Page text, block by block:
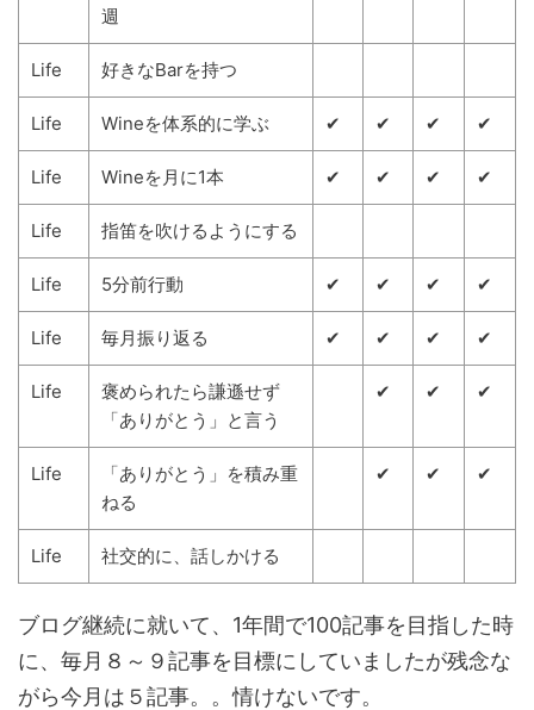
週
Life 好きなBarを持つ
Life Wineを体系的に学ぶ ✔ ✔ ✔ ✔
Life Wineを月に1本 ✔ ✔ ✔ ✔
Life 指笛を吹けるようにする
Life 5分前行動 ✔ ✔ ✔ ✔
Life 毎月振り返る ✔ ✔ ✔ ✔
Life
褒められたら謙遜せず
「ありがとう」と言う
✔ ✔ ✔
Life
「ありがとう」を積み重
ねる
✔ ✔ ✔
Life 社交的に、話しかける
ブログ継続に就いて、1年間で100記事を目指した時
に、毎月８～９記事を目標にしていましたが残念な
がら今月は５記事。。情けないです。